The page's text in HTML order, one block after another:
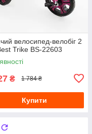
велосипед-велобіг 2
Trike BS-22603
₴ 1 784 ₴
Купити